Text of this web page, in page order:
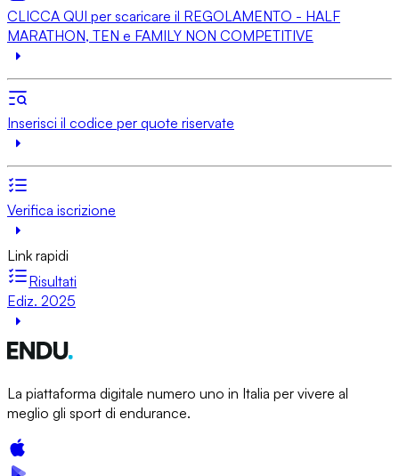
CLICCA QUI per scaricare il REGOLAMENTO - HALF
MARATHON, TEN e FAMILY NON COMPETITIVE
Inserisci il codice per quote riservate
Verifica iscrizione
Link rapidi
Risultati
Ediz. 2025
La piattaforma digitale numero uno in Italia per vivere al
meglio gli sport di endurance.